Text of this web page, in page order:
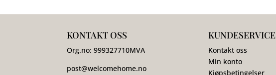
KONTAKT OSS
Org.no:999327710MVA
post@welcomehome.no
KUNDESERVICE
Kontakt oss
Min konto
Kjøpsbetingelser